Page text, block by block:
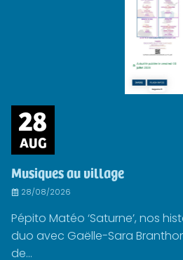
28
AUG
Musiques au village
28/08/2026
Pépito Matéo ‘Saturne’, nos
duo avec Gaëlle-Sara
de...